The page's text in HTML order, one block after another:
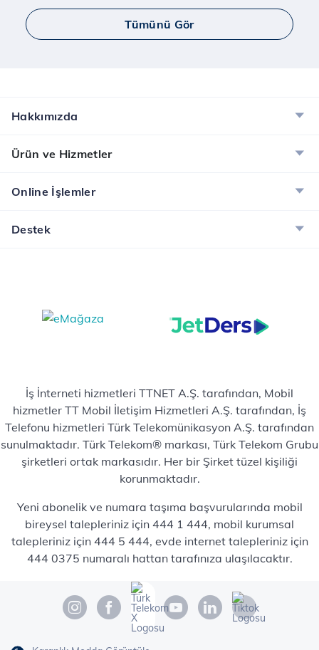
Tümünü Gör
Hakkımızda
Ürün ve Hizmetler
Online İşlemler
Destek
İş İnterneti hizmetleri TTNET A.Ş. tarafından, Mobil
hizmetler TT Mobil İletişim Hizmetleri A.Ş. tarafından, İş
Telefonu hizmetleri Türk Telekomünikasyon A.Ş. tarafından
sunulmaktadır. Türk Telekom® markası, Türk Telekom Grubu
şirketleri ortak markasıdır. Her bir Şirket tüzel kişiliği
korunmaktadır.
Yeni abonelik ve numara taşıma başvurularında mobil
bireysel talepleriniz için 444 1 444, mobil kurumsal
talepleriniz için 444 5 444, evde internet talepleriniz için
444 0375 numaralı hattan tarafınıza ulaşılacaktır.